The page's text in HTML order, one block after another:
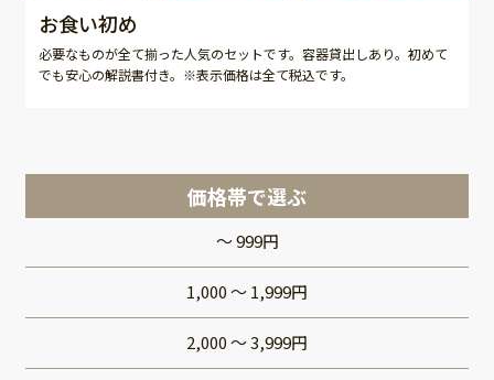
お食い初め
必要なものが全て揃った人気のセットです。容器貸出しあり。初めて
でも安心の解説書付き。※表示価格は全て税込です。
価格帯で選ぶ
～ 999円
1,000 ～ 1,999円
2,000 ～ 3,999円